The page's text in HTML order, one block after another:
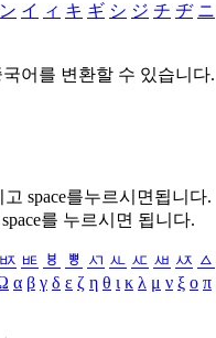
ン イ ィ キ ギ シ ジ チ ヂ ニ
어를 변환할 수 있습니다.
space를누르시면됩니다.
를 누르시면 됩니다.
ㅶ ㅷ ㅸ ㅹ ㅺ ㅻ ㅼ ㅽ ㅾ ㅿ
α β γ δ ε ζ η θ ι κ λ μ ν ξ ο π